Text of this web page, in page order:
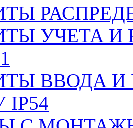
УЧЕТА И
ВВОДА И